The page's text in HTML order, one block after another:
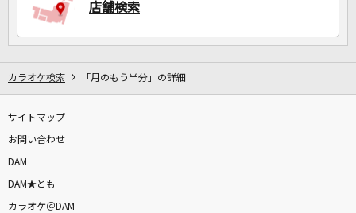
店舗検索
カラオケ検索 「月のもう半分」の詳細
サイトマップ
お問い合わせ
DAM
DAM★とも
カラオケ＠DAM